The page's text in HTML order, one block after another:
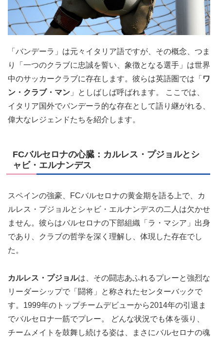
「バンデーラ」は元々イタリア語ですが、その概念、つま
り「一つのクラブに忠誠を誓い、象徴となる選手」は世界
中のサッカークラブに存在します。彼らは英語圏では「 ワ
ン・クラブ・マン 」としばしば呼ばれます。 ここでは、
イタリア国外でバンデーラ的な存在として語り継がれる、
偉大なレジェンドたちを紹介します。
FCバルセロナの心臓：カルレス・プジョルとシ
ャビ・エルナンデス
スペインの強豪、FCバルセロナの黄金期を語る上で、カ
ルレス・プジョルとシャビ・エルナンデスの二人は欠かせ
ません。彼らはバルセロナの下部組織「ラ・マシア」出身
であり、クラブの哲学を深く理解し、体現した存在でし
た。
カルレス・プジョルは、その闘志あふれるプレーと強烈な
リーダーシップで「闘将」と称されたセンターバックで
す。1999年のトップチームデビューから2014年の引退ま
でバルセロナ一筋でプレー。 どんな状況でも体を張り、
チームメイトを鼓舞し続ける姿は、まさにバルセロナの魂